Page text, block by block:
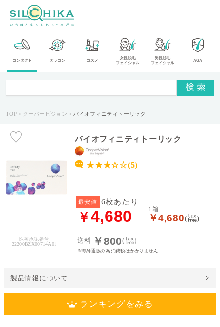
コンタクト カラコン コスメ
女性脱毛
フェイシャル
男性脱毛
フェイシャル
AGA
TOP クーパービジョン バイオフィニティトーリック
医療承認番号
22200BZX00714A01
バイオフィニティトーリック
★★★☆☆(5)
製品情報について
送料 ￥800( )
最安値 6枚あたり
￥4,680 1箱
￥4,680( )
※海外通販の為,消費税はかかりません.
ランキングをみる
カ
テ
ゴ
メ
カ
タ
イ
プ
せ